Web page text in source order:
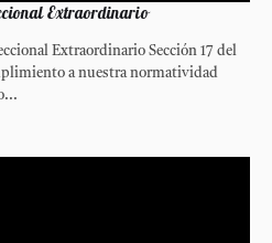
Extraordinario
Extraordinario Sección 17 del
a nuestra normatividad